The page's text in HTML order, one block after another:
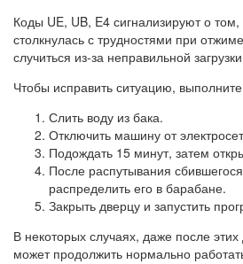
Коды UE, UB, E4 сигнализируют о
столкнулась с трудностями при
случиться из-за неправильной
Чтобы исправить ситуацию,
Слить воду из бака.
Отключить машину от
Подождать 15 минут, затем
После распутывания
распределить его в барабане.
Закрыть дверцу и запустить
В некоторых случаях, даже после
может продолжить нормально